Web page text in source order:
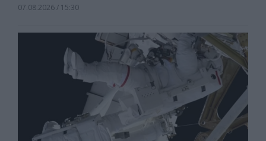
07.08.2026 / 15:30